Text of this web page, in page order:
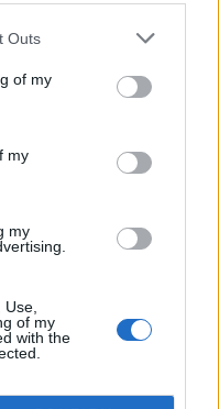
Outs
of my
my
my
of my
with the
lovu velryb,
Islandské úřady nařídily
co minulý týden
pobřežní stráž s policií zabavily
plavidlo. Pasažéři lodi
Sám Watson na
s odvoláním na islandskou
kvůli vedrům více
vysokým letním